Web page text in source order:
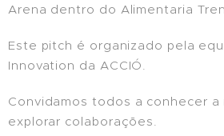
Arena dentro do Alimentaria
Este pitch é organizado pela
Innovation da ACCIÓ.
Convidamos todos a conhecer a
explorar colaborações.